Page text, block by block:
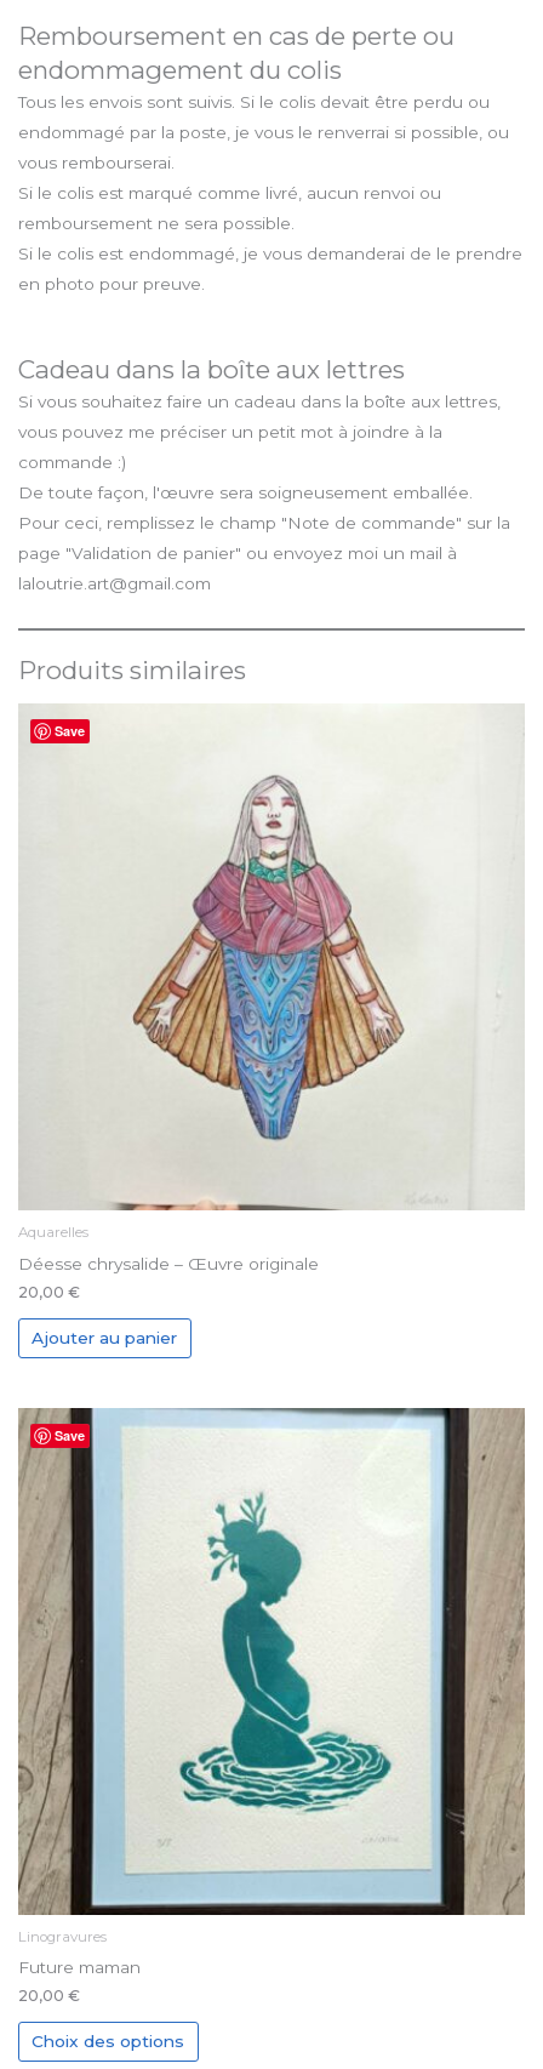
Remboursement en cas de perte ou
endommagement du colis
Tous les envois sont suivis. Si le colis devait être perdu ou
endommagé par la poste, je vous le renverrai si possible, ou
vous rembourserai.
Si le colis est marqué comme livré, aucun renvoi ou
remboursement ne sera possible.
Si le colis est endommagé, je vous demanderai de le prendre
en photo pour preuve.
Cadeau dans la boîte aux lettres
Si vous souhaitez faire un cadeau dans la boîte aux lettres,
vous pouvez me préciser un petit mot à joindre à la
commande :)
De toute façon, l'œuvre sera soigneusement emballée.
Pour ceci, remplissez le champ "Note de commande" sur la
page "Validation de panier" ou envoyez moi un mail à
laloutrie.art@gmail.com
Produits similaires
Save
Aquarelles
Déesse chrysalide – Œuvre originale
20,00 €
Ajouter au panier
Save
Linogravures
Future maman
20,00 €
Choix des options
Ce
produit